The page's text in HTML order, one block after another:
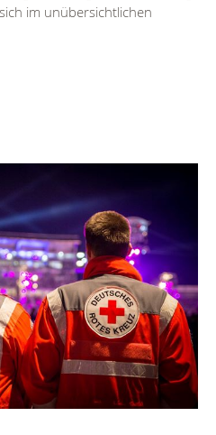
im unübersichtlichen